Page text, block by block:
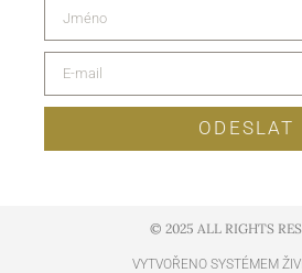
ODESLAT
© 2025 ALL RIGHTS
VYTVOŘENO SYSTÉMEM